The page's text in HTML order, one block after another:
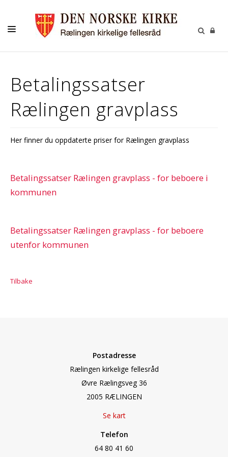
KALENDER
BARNEHAGEN
FELLESRÅDET
MENIGHETSRÅDET
GRAVPLASS
Betalingssatser
Rælingen gravplass
Her finner du oppdaterte priser for Rælingen gravplass
Betalingssatser Rælingen gravplass - for beboere i
kommunen
Betalingssatser Rælingen gravplass - for beboere
utenfor kommunen
Tilbake
Postadresse
Rælingen kirkelige fellesråd
Øvre Rælingsveg 36
2005 RÆLINGEN
Se kart
Telefon
64 80 41 60